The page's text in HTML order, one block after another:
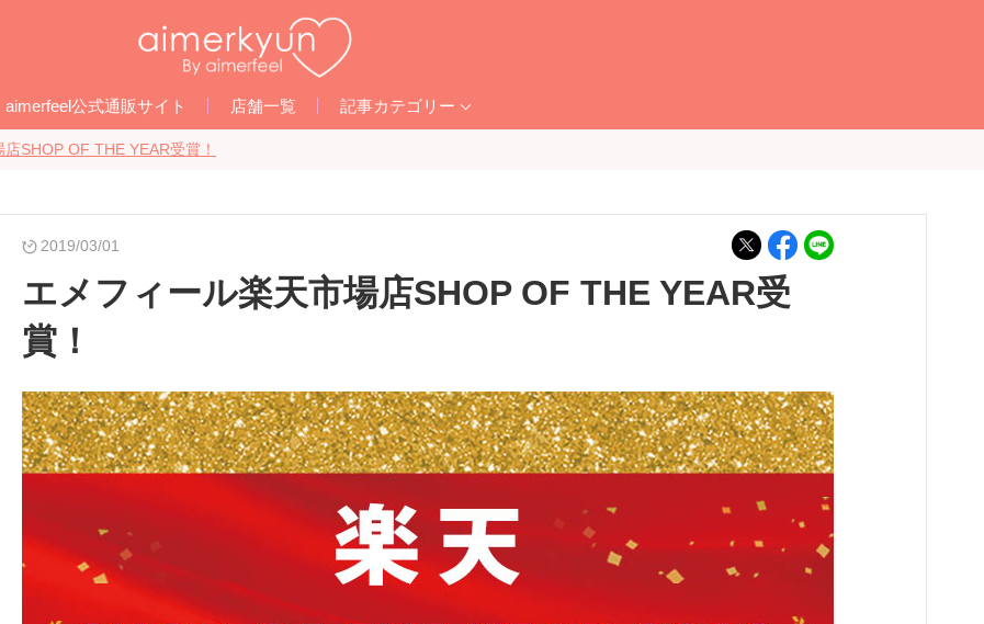
aimerfeel公式通販サイト 店舗一覧 記事カテゴリー
SHOP OF THE YEAR受賞！
2019/03/01
エメフィール楽天市場店SHOP OF THE YEAR受
賞！